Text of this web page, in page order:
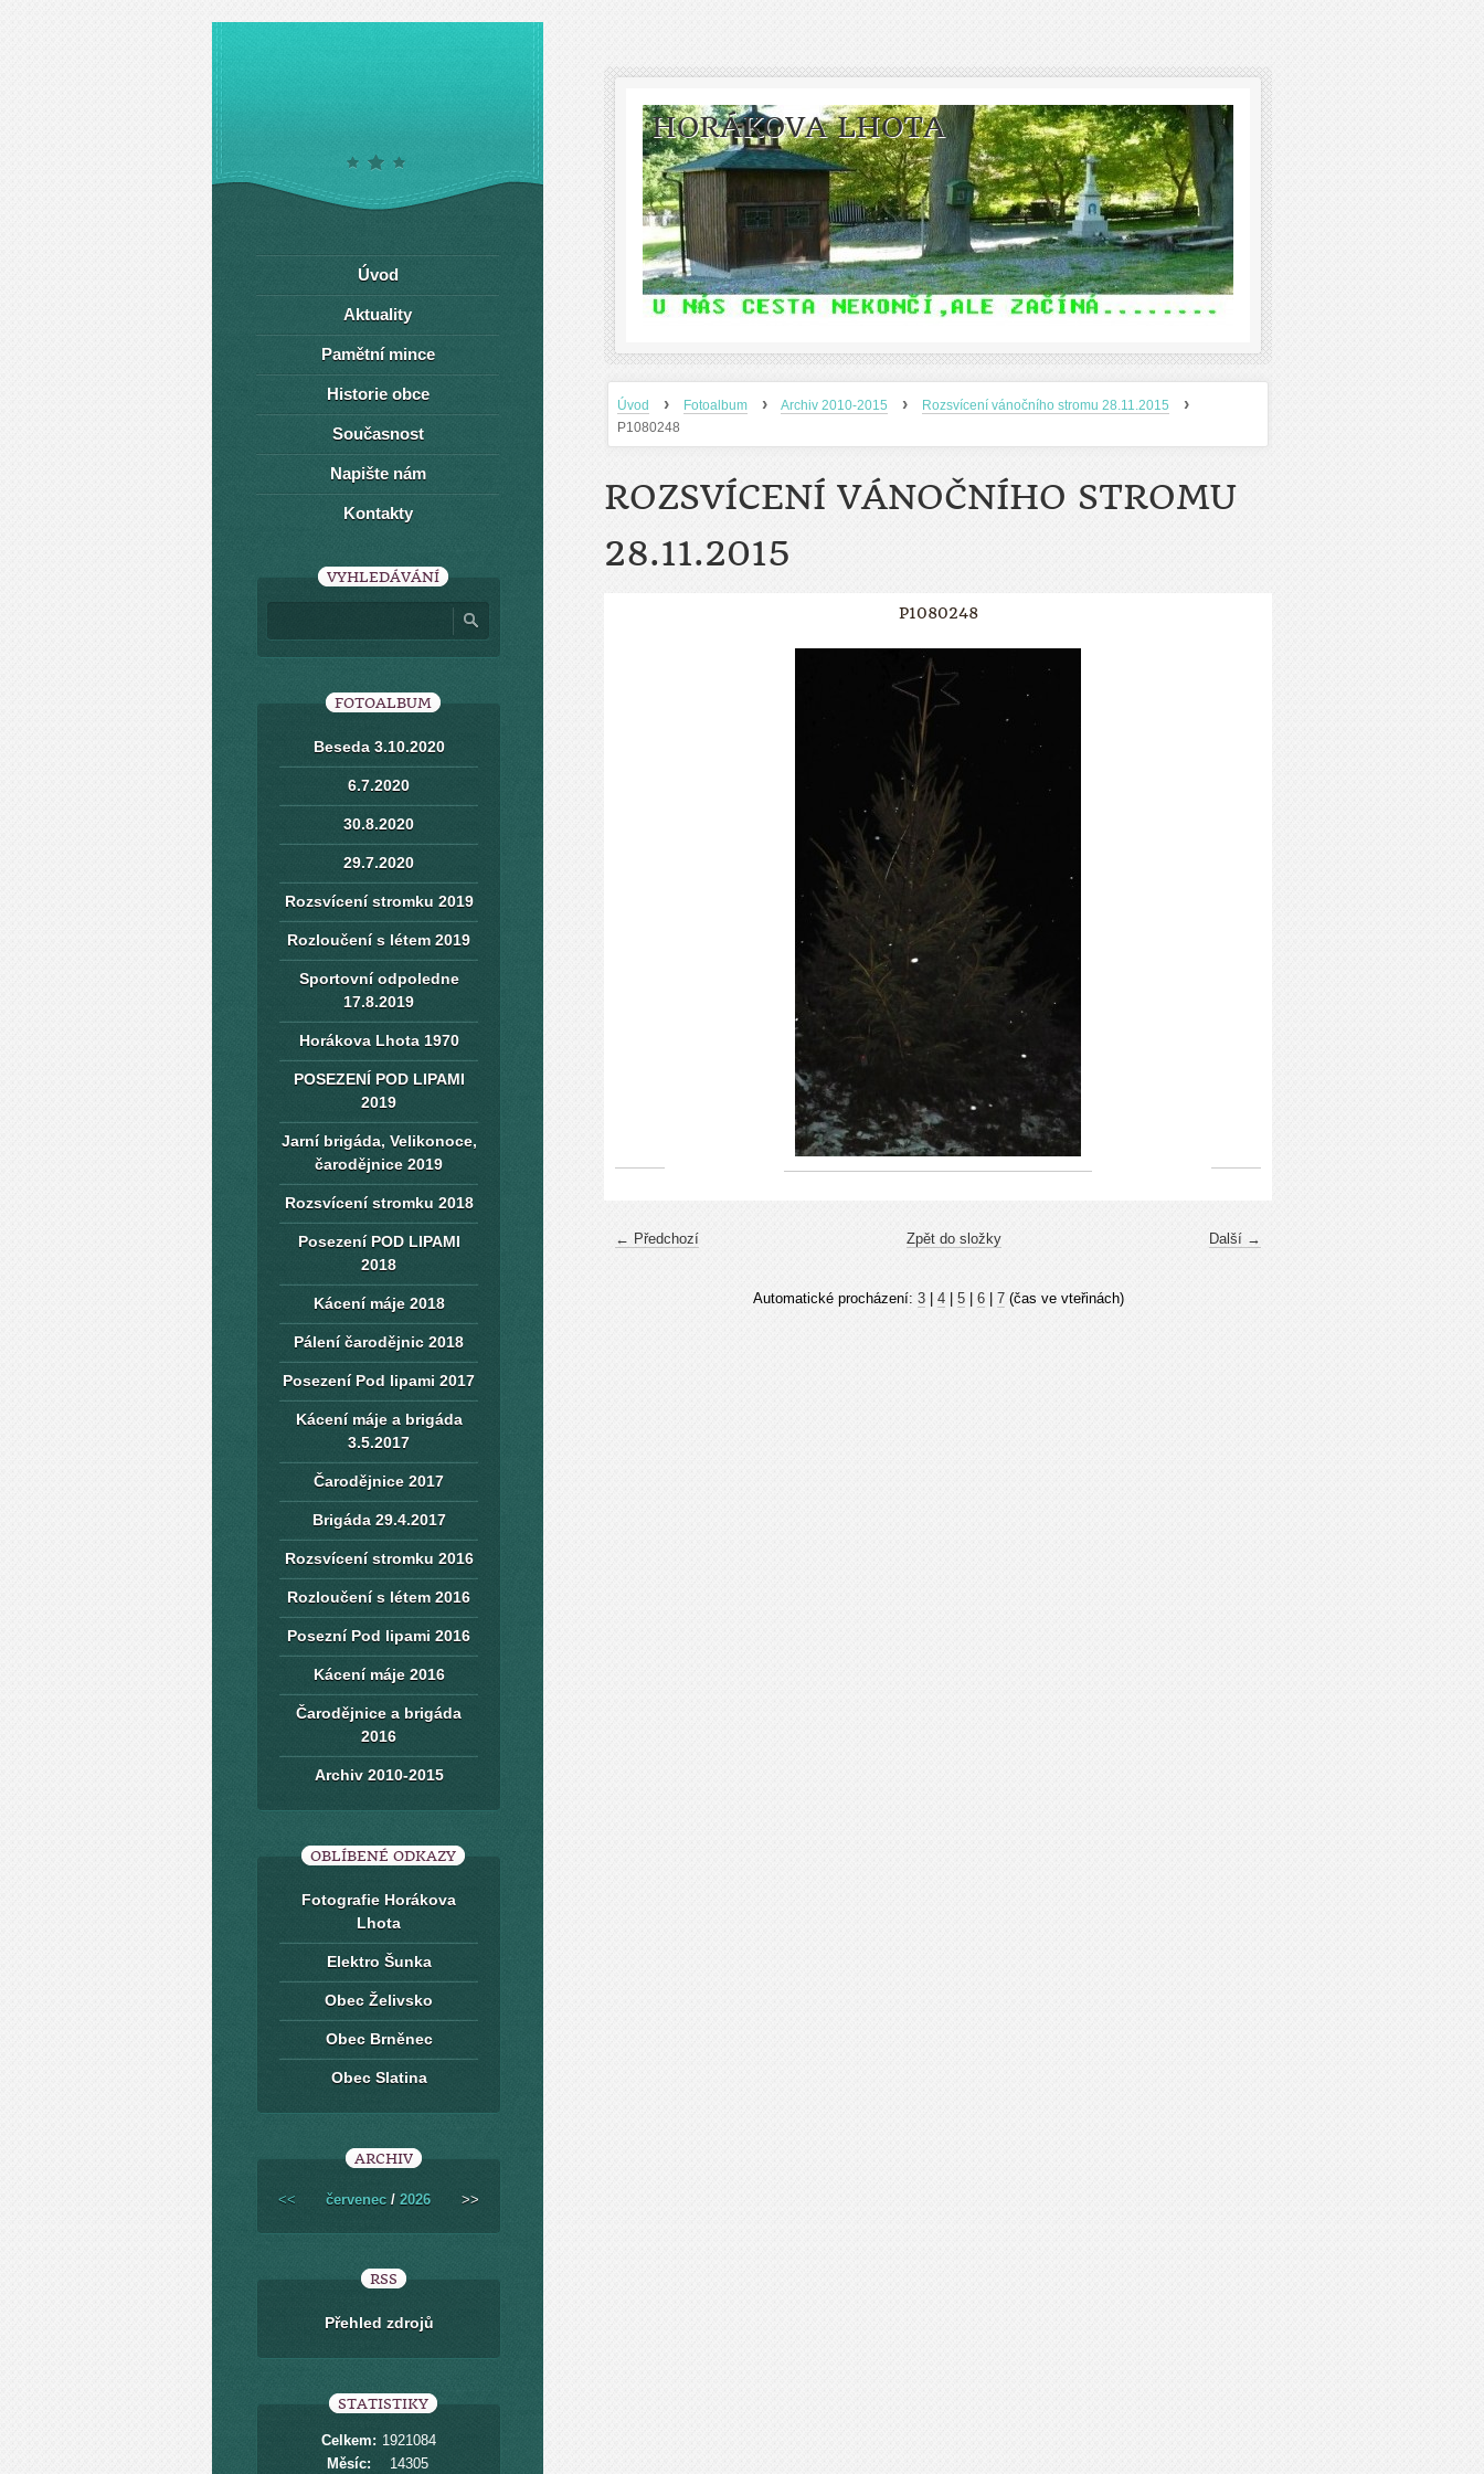
HORÁKOVA LHOTA
Úvod › Fotoalbum › Archiv 2010-2015 › Rozsvícení vánočního stromu 28.11.2015 ›
P1080248
ROZSVÍCENÍ VÁNOČNÍHO STROMU
28.11.2015
P1080248
← Předchozí Další →
Zpět do složky
Automatické procházení: 3| 4| 5| 6| 7(čas ve vteřinách)
Úvod
Aktuality
Pamětní mince
Historie obce
Současnost
Napište nám
Kontakty
VYHLEDÁVÁNÍ
FOTOALBUM
Beseda 3.10.2020
6.7.2020
30.8.2020
29.7.2020
Rozsvícení stromku 2019
Rozloučení s létem 2019
Sportovní odpoledne
17.8.2019
Horákova Lhota 1970
POSEZENÍ POD LIPAMI
2019
Jarní brigáda, Velikonoce,
čarodějnice 2019
Rozsvícení stromku 2018
Posezení POD LIPAMI
2018
Kácení máje 2018
Pálení čarodějnic 2018
Posezení Pod lipami 2017
Kácení máje a brigáda
3.5.2017
Čarodějnice 2017
Brigáda 29.4.2017
Rozsvícení stromku 2016
Rozloučení s létem 2016
Posezní Pod lipami 2016
Kácení máje 2016
Čarodějnice a brigáda
2016
Archiv 2010-2015
OBLÍBENÉ ODKAZY
Fotografie Horákova
Lhota
Elektro Šunka
Obec Želivsko
Obec Brněnec
Obec Slatina
ARCHIV
<< červenec / 2026 >>
RSS
Přehled zdrojů
STATISTIKY
Celkem: 1921084
Měsíc:
14305